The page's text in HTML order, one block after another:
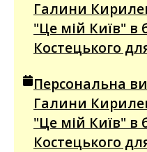
Галини
"Це мій Київ" в
Костецького
Персональна
Галини
"Це мій Київ" в
Костецького